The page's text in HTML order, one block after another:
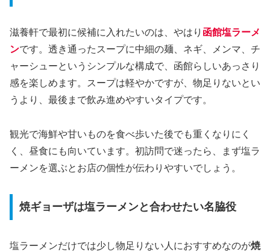
滋養軒で最初に候補に入れたいのは、やはり 函館塩ラーメ
ンです。透き通ったスープに中細の麺、ネギ、メンマ、チ
ャーシューというシンプルな構成で、函館らしいあっさり
感を楽しめます。スープは軽やかですが、物足りないとい
うより、最後まで飲み進めやすいタイプです。
観光で海鮮や甘いものを食べ歩いた後でも重くなりにく
く、昼食にも向いています。初訪問で迷ったら、まず塩ラ
ーメンを選ぶとお店の個性が伝わりやすいでしょう。
焼ギョーザは塩ラーメンと合わせたい名脇役
塩ラーメンだけでは少し物足りない人におすすめなのが焼